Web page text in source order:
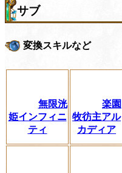
サブ
変換スキルなど
無限洸
姫インフィニ
ティ
楽園
牧彷主アル
カディア